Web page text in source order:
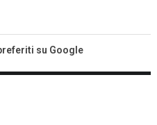
su Google